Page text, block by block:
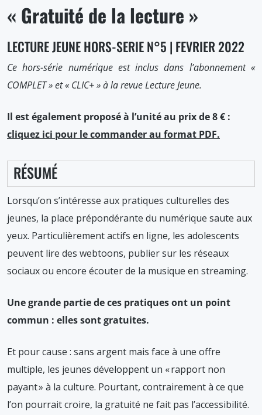
lecture
Lecture
Jeune
Hors-
série
n°5,
2022
« Gratuité de la lecture »
LECTURE JEUNE HORS-SERIE N°5 | FEVRIER 2022
Ce hors-série numérique est inclus dans l’abonnement «
COMPLET » et « CLIC+ » à la revue Lecture Jeune.
Il est également proposé à l’unité au prix de 8 € :
cliquez ici pour le commander au format PDF.
RÉSUMÉ
Lorsqu’on s’intéresse aux pratiques culturelles des
jeunes, la place prépondérante du numérique saute aux
yeux. Particulièrement actifs en ligne, les adolescents
peuvent lire des webtoons, publier sur les réseaux
sociaux ou encore écouter de la musique en streaming.
Une grande partie de ces pratiques ont un point
commun : elles sont gratuites.
Et pour cause : sans argent mais face à une offre
multiple, les jeunes développent un « rapport non
payant » à la culture. Pourtant, contrairement à ce que
l’on pourrait croire, la gratuité ne fait pas l’accessibilité.